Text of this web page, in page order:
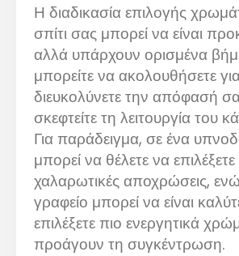
Η διαδικασία επιλογής
σπίτι σας μπορεί να είναι
αλλά υπάρχουν ορισμένα
μπορείτε να ακολουθήσετε
διευκολύνετε την απόφασή
σκεφτείτε τη λειτουργία του
Για παράδειγμα, σε ένα
μπορεί να θέλετε να
χαλαρωτικές αποχρώσεις,
γραφείο μπορεί να είναι
επιλέξετε πιο ενεργητικά
προάγουν τη συγκέντρωση.